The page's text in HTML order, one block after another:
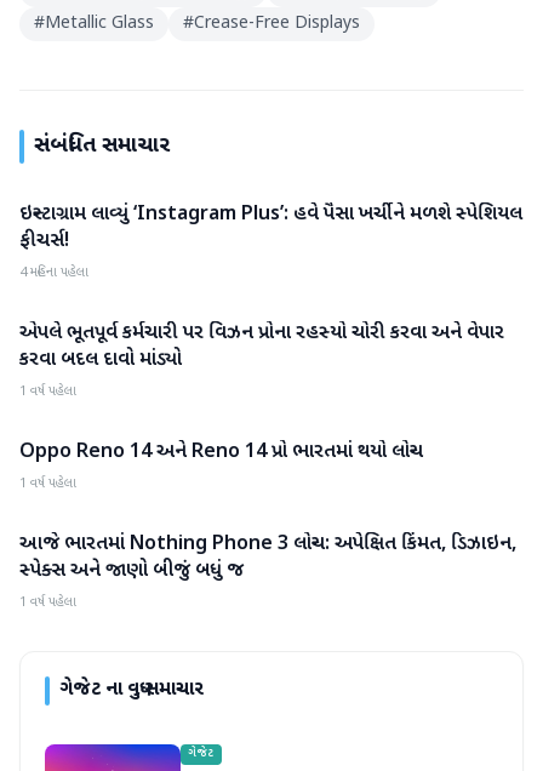
#Metallic Glass #Crease-Free Displays
સંબંધિત સમાચાર
ગેજેટ
ઇન્સ્ટાગ્રામ લાવ્યું ‘Instagram Plus’: હવે પૈસા ખર્ચીને મળશે સ્પેશિયલ
ફીચર્સ!
4 મહિના પહેલા
ગેજેટ
એપલે ભૂતપૂર્વ કર્મચારી પર વિઝન પ્રોના રહસ્યો ચોરી કરવા અને વેપાર
કરવા બદલ દાવો માંડ્યો
1 વર્ષ પહેલા
ગેજેટ
Oppo Reno 14 અને Reno 14 પ્રો ભારતમાં થયો લોન્ચ
1 વર્ષ પહેલા
ગેજેટ
આજે ભારતમાં Nothing Phone 3 લોન્ચ: અપેક્ષિત કિંમત, ડિઝાઇન,
સ્પેક્સ અને જાણો બીજું બધું જ
1 વર્ષ પહેલા
ગેજેટ ના વધુ સમાચાર
ગેજેટ